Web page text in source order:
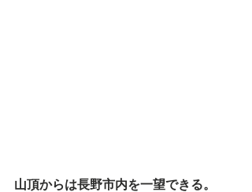
山頂からは長野市内を一望できる。